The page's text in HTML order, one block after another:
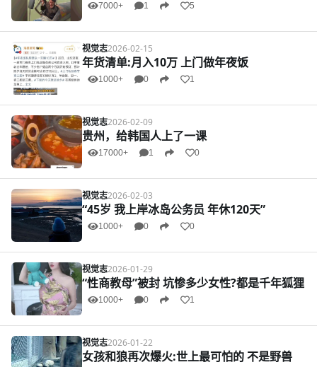
7000+ 1 5
视觉志2026-02-15
年货清单:月入10万 上门做年夜饭
1000+ 0 1
视觉志2026-02-09
贵州，给韩国人上了一课
17000+ 1 0
视觉志2026-02-03
“45岁 我上岸冰岛公务员 年休120天”
1000+ 0 0
视觉志2026-01-29
“性商教母”被封 坑惨多少女性?都是千年狐狸
1000+ 0 1
视觉志2026-01-22
女孩和狼再次爆火:世上最可怕的 不是野兽